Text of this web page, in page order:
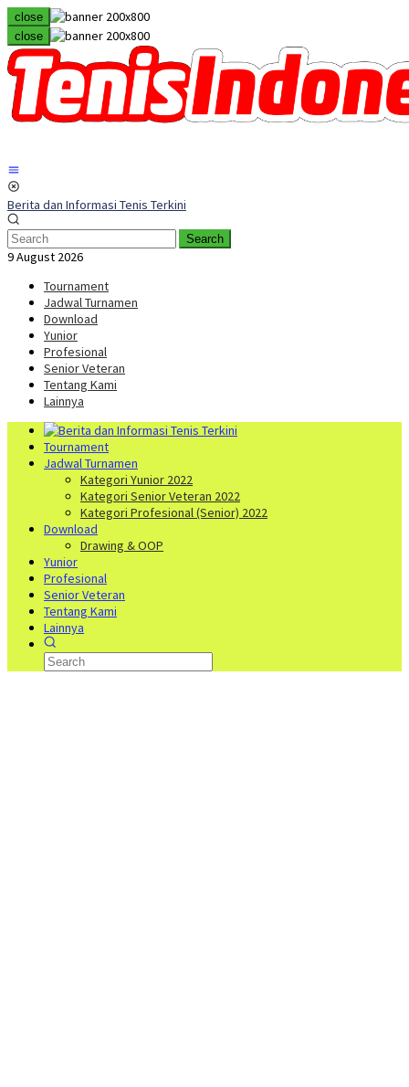
Skip
to
content
close
close
Berita dan Informasi Tenis Terkini
Search
9 August 2026
Tournament
Jadwal Turnamen
Download
Yunior
Profesional
Senior Veteran
Tentang Kami
Lainnya
Tournament
Jadwal Turnamen
Kategori Yunior 2022
Kategori Senior Veteran 2022
Kategori Profesional (Senior) 2022
Download
Drawing & OOP
Yunior
Profesional
Senior Veteran
Tentang Kami
Lainnya